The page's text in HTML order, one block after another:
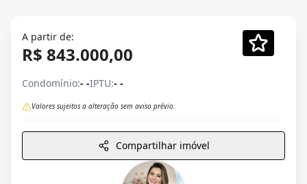
A partir de:
R$ 843.000,00
Condomínio:- -IPTU:- -
Valores sujeitos a alteração sem aviso prévio.
Compartilhar imóvel